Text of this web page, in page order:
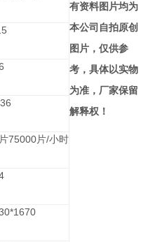
片75000片/小时
有资料图片均为
本公司自拍原创
图片，仅供参
考，具体以实物
为准，厂家保留
解释权！